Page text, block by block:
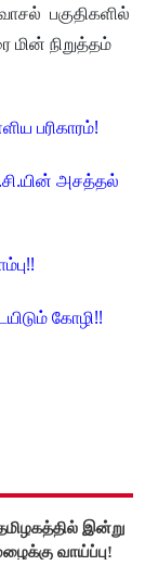
பகுதிகளில்
நிறுத்தம்
பரிகாரம்!
அசத்தல்
கோழி!!
இன்று
வாய்ப்பு!